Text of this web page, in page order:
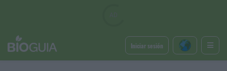
Iniciar sesión